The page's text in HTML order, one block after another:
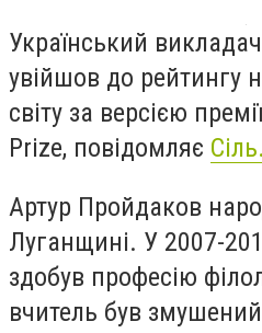
Український
увійшов до рейтингу
світу за версією
Prize, повідомляє
Артур Пройдаков
Луганщині. У 2007-
здобув професію
вчитель був